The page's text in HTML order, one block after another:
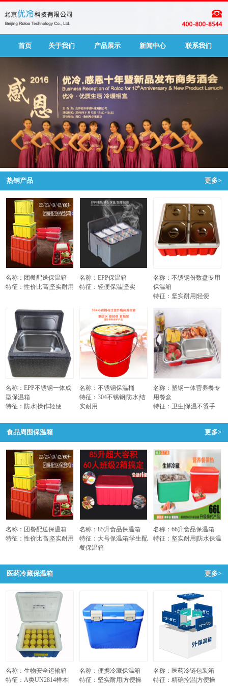
首页 关于我们 产品展示 新闻中心 联系我们
热销产品 更多>
名称：团餐配送保温箱
特征：性价比高|坚实耐用
名称：EPP保温箱
特征：轻便保温|坚实
名称：不锈钢份数盘专用
保温箱
特征：坚实耐用|轻便
名称：EPP不锈钢一体成
型保温箱
特征：防水|操作轻便
名称：不锈钢保温桶
特征：304不锈钢|防水|结
实耐用
名称：塑钢一体营养餐专
用餐盒
特征：卫生|保温不烫手
食品周围保温箱 更多>
名称：团餐配送保温箱
特征：性价比高|坚实耐用
名称：85升食品保温箱
特征：大号保温箱|学生配
餐保温箱
名称：66升食品保温箱
特征：坚实耐用|防水保温
医药冷藏保温箱 更多>
名称：生物安全运输箱
特征：A类UN2814样本|
名称：便携冷藏保温箱
特征：坚实耐用|方便操
名称：医药冷链包装箱
特征：精确控温|方便操